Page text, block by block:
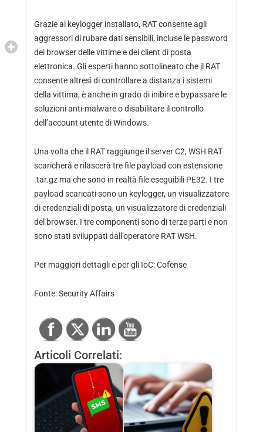
Grazie al keylogger installato, RAT consente agli
aggressori di rubare dati sensibili, incluse le password
dei browser delle vittime e dei client di posta
elettronica. Gli esperti hanno sottolineato che il RAT
consente altresì di controllare a distanza i sistemi
della vittima, è anche in grado di inibire e bypassare le
soluzioni anti-malware o disabilitare il controllo
dell’account utente di Windows.
Una volta che il RAT raggiunge il server C2, WSH RAT
scaricherà e rilascerà tre file payload con estensione
.tar.gz ma che sono in realtà file eseguibili PE32. I tre
payload scaricati sono un keylogger, un visualizzatore
di credenziali di posta, un visualizzatore di credenziali
del browser. I tre componenti sono di terze parti e non
sono stati sviluppati dall’operatore RAT WSH.
Per maggiori dettagli e per gli IoC:Cofense
Fonte:Security Affairs
Articoli Correlati: